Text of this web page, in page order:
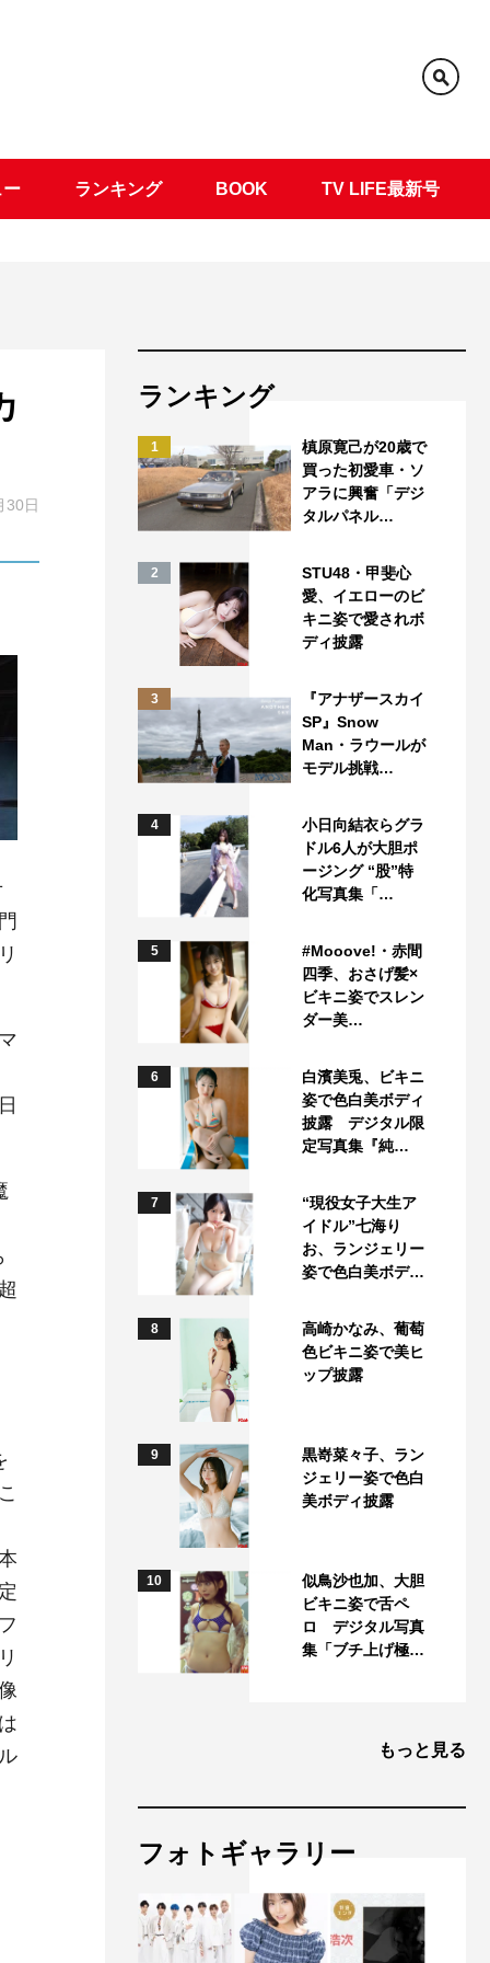
ー ランキング BOOK TV LIFE最新号
30日
ランキング
1
槙原寛己が20歳で
買った初愛車・ソ
アラに興奮「デジ
タルパネル…
2
STU48・甲斐心
愛、イエローのビ
キニ姿で愛されボ
ディ披露
3
『アナザースカイ
SP』Snow
Man・ラウールが
モデル挑戦…
4
小日向結衣らグラ
ドル6人が大胆ポ
ージング “股”特
化写真集「…
5
#Mooove!・赤間
四季、おさげ髪×
ビキニ姿でスレン
ダー美…
6
白濱美兎、ビキニ
姿で色白美ボディ
披露 デジタル限
定写真集『純…
7
“現役女子大生ア
イドル”七海り
お、ランジェリー
姿で色白美ボデ…
8
高崎かなみ、葡萄
色ビキニ姿で美ヒ
ップ披露
9
黒嵜菜々子、ラン
ジェリー姿で色白
美ボディ披露
10
似鳥沙也加、大胆
ビキニ姿で舌ペ
ロ デジタル写真
集「ブチ上げ極…
もっと見る
フォトギャラリー